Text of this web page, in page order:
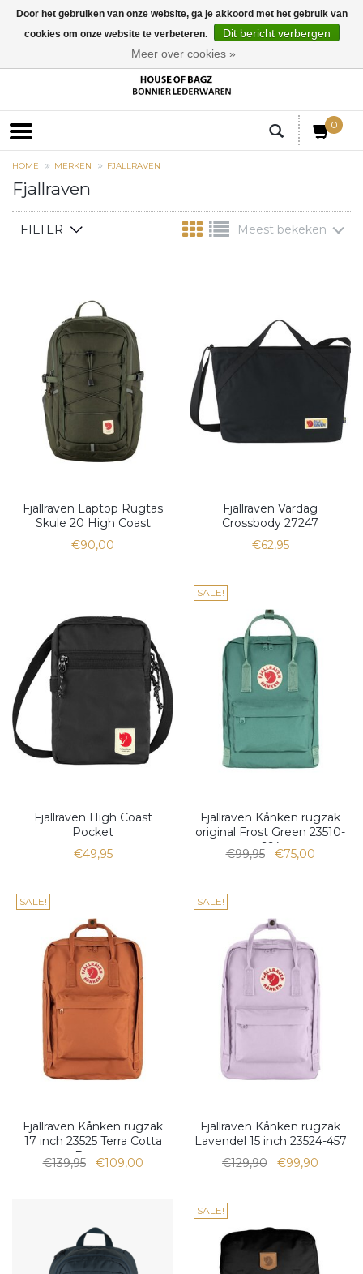
0
HOME MERKEN FJALLRAVEN
Fjallraven
FILTER Meest bekeken
Fjallraven Laptop Rugtas
Skule 20 High Coast
€90,00
Fjallraven Vardag
Crossbody 27247
€62,95
Fjallraven High Coast
Pocket
€49,95
SALE!
Fjallraven Kånken rugzak
original Frost Green 23510-
664
€99,95 €75,00
SALE!
Fjallraven Kånken rugzak
17 inch 23525 Terra Cotta
Brown
€139,95 €109,00
SALE!
Fjallraven Kånken rugzak
Lavendel 15 inch 23524-457
€129,90
€99,90
SALE!
Door het gebruiken van onze website, ga je akkoord met het gebruik van
cookies om onze website te verbeteren.
Dit bericht verbergen
Meer over cookies »